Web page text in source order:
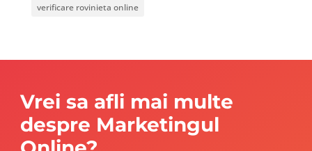
verificare rovinieta online
Vrei sa afli mai multe
despre Marketingul